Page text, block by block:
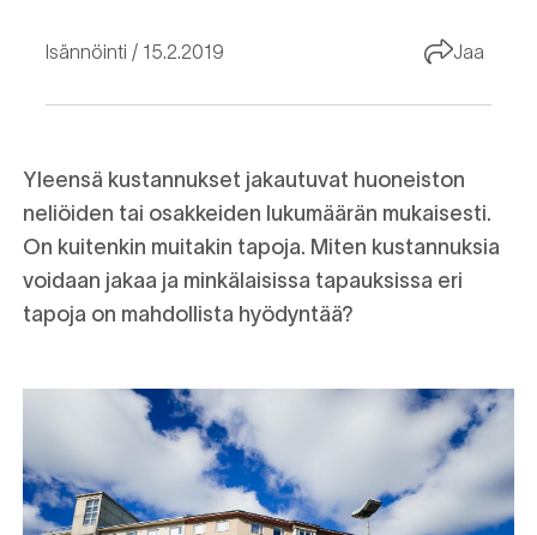
Isännöinti 15.2.2019 Jaa
Yleensä kustannukset jakautuvat huoneiston
neliöiden tai osakkeiden lukumäärän mukaisesti.
On kuitenkin muitakin tapoja. Miten kustannuksia
voidaan jakaa ja minkälaisissa tapauksissa eri
tapoja on mahdollista hyödyntää?